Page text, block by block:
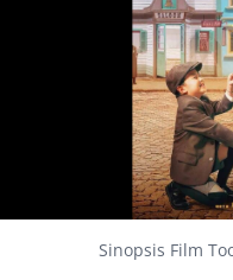
Sinopsis Film